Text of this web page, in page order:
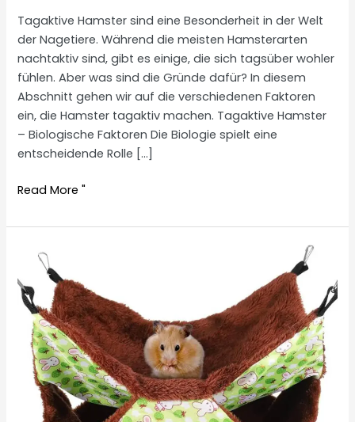
Tagaktive Hamster sind eine Besonderheit in der Welt
der Nagetiere. Während die meisten Hamsterarten
nachtaktiv sind, gibt es einige, die sich tagsüber wohler
fühlen. Aber was sind die Gründe dafür? In diesem
Abschnitt gehen wir auf die verschiedenen Faktoren
ein, die Hamster tagaktiv machen. Tagaktive Hamster
– Biologische Faktoren Die Biologie spielt eine
entscheidende Rolle […]
Diurnal
Read More "